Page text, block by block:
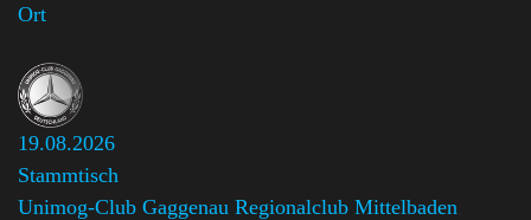
Ort
19.08.2026
Stammtisch
Unimog-Club Gaggenau Regionalclub Mittelbaden